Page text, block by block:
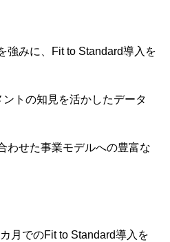
強みに、Fit to Standard導入を
トの知見を活かしたデータ
わせた事業モデルへの豊富な
月でのFit to Standard導入を